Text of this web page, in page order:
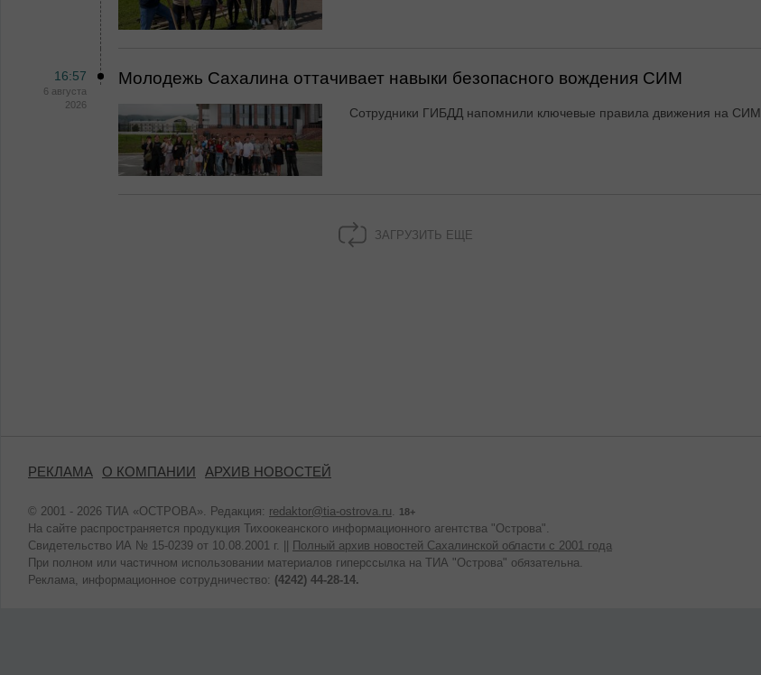
16:57
6 августа
2026
Молодежь Сахалина оттачивает навыки безопасного вождения СИМ
Сотрудники ГИБДД напомнили ключевые правила движения на СИМ
ЗАГРУЗИТЬ ЕЩЕ
РЕКЛАМА О КОМПАНИИ АРХИВ НОВОСТЕЙ
© 2001 - 2026 ТИА «ОСТРОВА». Редакция: redaktor@tia-ostrova.ru 18+
На сайте распространяется продукция Тихоокеанского информационного агентства "Острова".
Свидетельство ИА № 15-0239 от 10.08.2001 г. ||
Полный архив новостей Сахалинской области с 2001 года
При полном или частичном использовании материалов гиперссылка на ТИА "Острова" обязательна.
Реклама, информационное сотрудничество: (4242) 44-28-14.